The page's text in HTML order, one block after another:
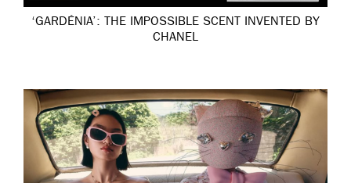
‘GARDÉNIA’: THE IMPOSSIBLE SCENT INVENTED BY
CHANEL